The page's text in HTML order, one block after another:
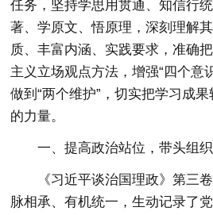
任务，坚持学思用贯通、知信行
著、学原文、悟原理，深刻理解
质、丰富内涵、实践要求，准确
主义立场观点方法，增强“四个意
做到“两个维护”，切实把学习成
的力量。
一、提高政治站位，带头组织
《习近平谈治国理政》第三
脉相承、有机统一，生动记录了